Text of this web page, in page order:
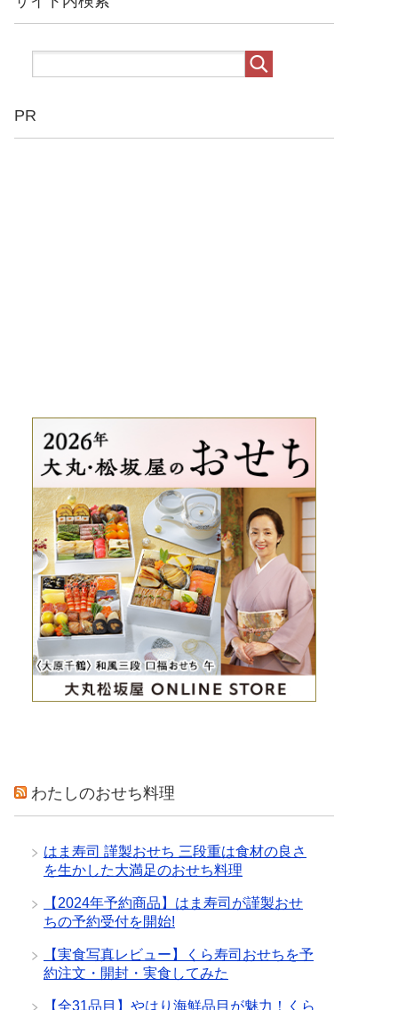
PR
わたしのおせち料理
はま寿司 謹製おせち 三段重は食材の良さ
を生かした大満足のおせち料理
【2024年予約商品】はま寿司が謹製おせ
ちの予約受付を開始!
【実食写真レビュー】くら寿司おせちを予
約注文・開封・実食してみた
【全31品目】やはり海鮮品目が魅力！くら